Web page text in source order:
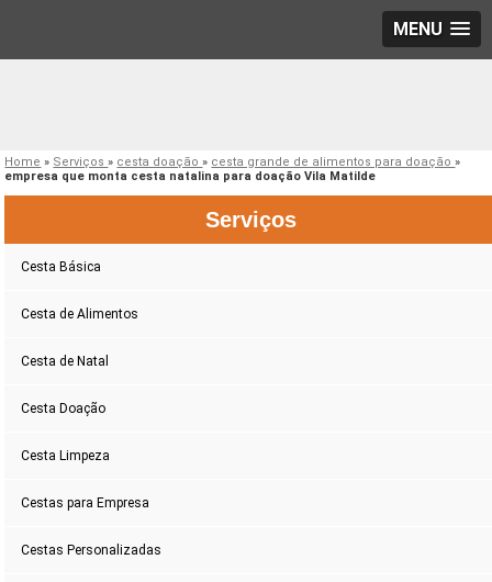
MENU
Home » Serviços» cesta doação» cesta grande de alimentos para doação»
empresa que monta cesta natalina para doação Vila Matilde
Serviços
Cesta Básica
Cesta de Alimentos
Cesta de Natal
Cesta Doação
Cesta Limpeza
Cestas para Empresa
Cestas Personalizadas